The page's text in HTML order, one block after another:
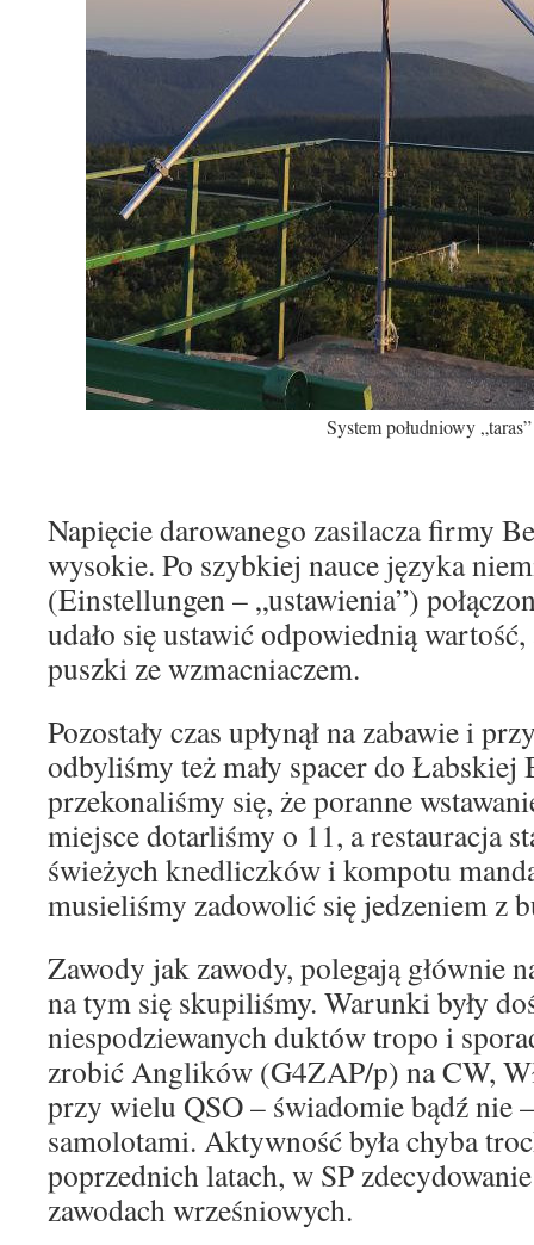
System południowy „taras”
Napięcie darowanego zasilacza firmy
wysokie. Po szybkiej nauce języka
(Einstellungen – „ustawienia”)
udało się ustawić odpowiednią
puszki ze wzmacniaczem.
Pozostały czas upłynął na zabawie i
odbyliśmy też mały spacer do Łabskiej
przekonaliśmy się, że poranne
miejsce dotarliśmy o 11, a restauracja
świeżych knedliczków i kompotu
musieliśmy zadowolić się jedzeniem z
Zawody jak zawody, polegają głównie
na tym się skupiliśmy. Warunki były
niespodziewanych duktów tropo i
zrobić Anglików (G4ZAP/p) na CW,
przy wielu QSO – świadomie bądź nie
samolotami. Aktywność była chyba
poprzednich latach, w SP
zawodach wrześniowych.